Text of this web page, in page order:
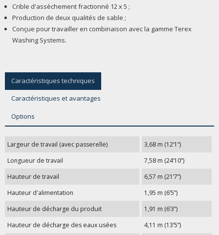
Crible d'assèchement fractionné 12 x 5 ;
Production de deux qualités de sable ;
Conçue pour travailler en combinaison avec la gamme Terex
Washing Systems.
Caractéristiques techniques
Caractéristiques et avantages
Options
Largeur de travail (avec passerelle)
3,68 m (12’1”)
Longueur de travail
7,58 m (24’10”)
Hauteur de travail
6,57 m (21’7”)
Hauteur d'alimentation
1,95 m (6’5”)
Hauteur de décharge du produit
1,91 m (6’3”)
Hauteur de décharge des eaux usées
4,11 m (13’5”)